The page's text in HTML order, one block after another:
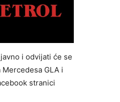
i odvijati će se
GLA i
stranici